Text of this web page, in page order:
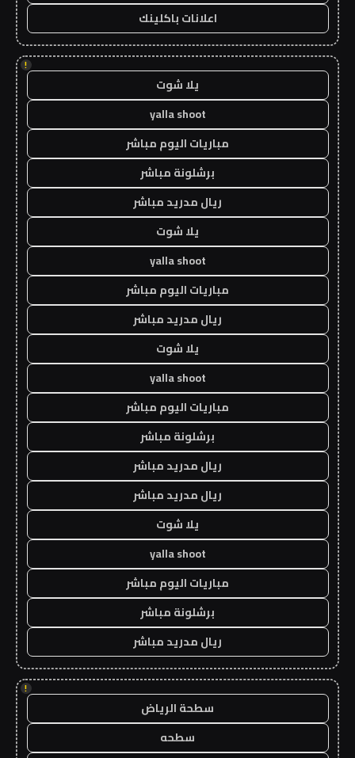
اعلانات باكلينك
!
يلا شوت
yalla shoot
مباريات اليوم مباشر
برشلونة مباشر
ريال مدريد مباشر
يلا شوت
yalla shoot
مباريات اليوم مباشر
ريال مدريد مباشر
يلا شوت
yalla shoot
مباريات اليوم مباشر
برشلونة مباشر
ريال مدريد مباشر
ريال مدريد مباشر
يلا شوت
yalla shoot
مباريات اليوم مباشر
برشلونة مباشر
ريال مدريد مباشر
!
سطحة الرياض
سطحه